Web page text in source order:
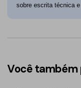
sobre escrita técnica e
Você também